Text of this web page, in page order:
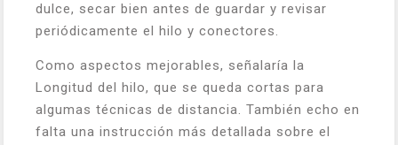
dulce, secar bien antes de guardar y revisar
periódicamente el hilo y conectores.
Como aspectos mejorables, señalaría la
Longitud del hilo, que se queda cortas para
algumas técnicas de distancia. También echo en
falta una instrucción más detallada sobre el